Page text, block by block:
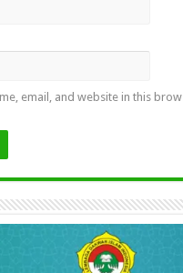
email, and website in this